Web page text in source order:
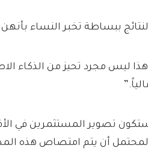
ببساطة تخبر النساء بأنهن
ليس مجرد تحيز من الذكاء
تصوير المستثمرين في
أن يتم امتصاص هذه